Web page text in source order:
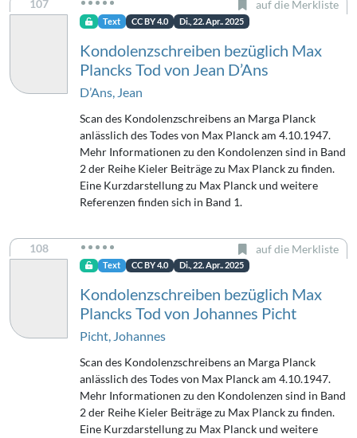
107 auf die Merkliste
Text CC BY 4.0 Di., 22. Apr.. 2025
Kondolenzschreiben bezüglich Max
Plancks Tod von Jean D’Ans
D’Ans, Jean
Scan des Kondolenzschreibens an Marga Planck
anlässlich des Todes von Max Planck am 4.10.1947.
Mehr Informationen zu den Kondolenzen sind in Band
2 der Reihe Kieler Beiträge zu Max Planck zu finden.
Eine Kurzdarstellung zu Max Planck und weitere
Referenzen finden sich in Band 1.
108 auf die Merkliste
Text CC BY 4.0 Di., 22. Apr.. 2025
Kondolenzschreiben bezüglich Max
Plancks Tod von Johannes Picht
Picht, Johannes
Scan des Kondolenzschreibens an Marga Planck
anlässlich des Todes von Max Planck am 4.10.1947.
Mehr Informationen zu den Kondolenzen sind in Band
2 der Reihe Kieler Beiträge zu Max Planck zu finden.
Eine Kurzdarstellung zu Max Planck und weitere